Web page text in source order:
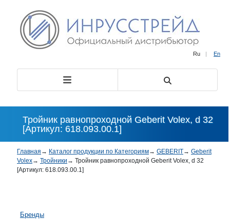
Ru | En
Тройник равнопроходной Geberit Volex, d 32
[Артикул: 618.093.00.1]
Главная → Каталог продукции по Категориям→ GEBERIT→ Geberit
Volex→ Тройники → Тройник равнопроходной Geberit Volex, d 32
[Артикул: 618.093.00.1]
Бренды